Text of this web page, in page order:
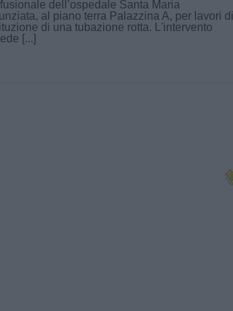
dell’ospedale Santa Maria
al piano terra Palazzina A, per lavori di
di una tubazione rotta. L'intervento
[...]